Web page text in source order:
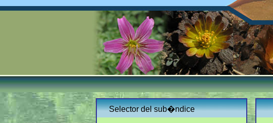
Selector del sub�ndice